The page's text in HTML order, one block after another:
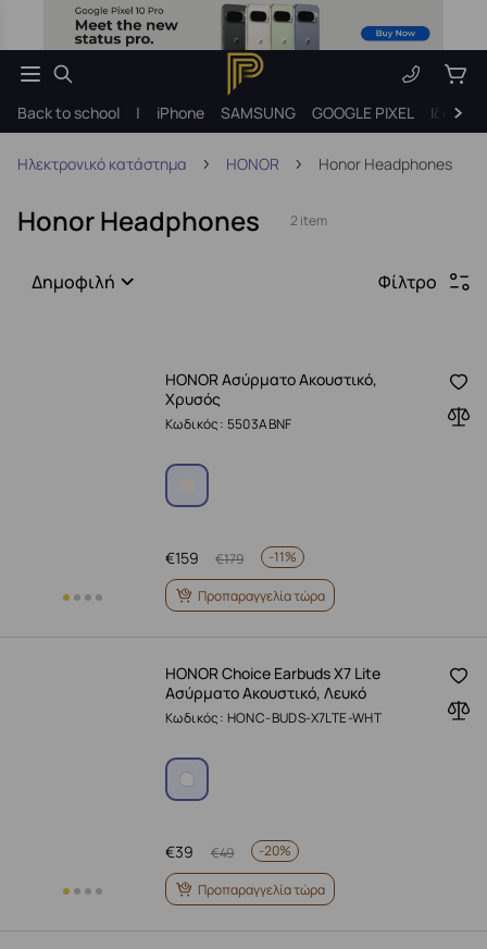
Back to school | iPhone SAMSUNG GOOGLE PIXEL Ιδέες
Ηλεκτρονικό κατάστημα HONOR Honor Headphones
Honor Headphones 2 item
Δημοφιλή Φίλτρο
HONOR Ασύρματο Ακουστικό,
Χρυσός
Κωδικός: 5503ABNF
159
€ 179
€ -11%
Προπαραγγελία τώρα
HONOR Choice Earbuds X7 Lite
Ασύρματο Ακουστικό, Λευκό
Κωδικός: HONC-BUDS-X7LTE-WHT
39
€ 49
€ -20%
Προπαραγγελία τώρα